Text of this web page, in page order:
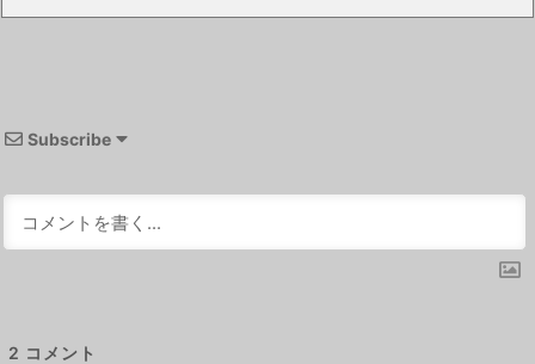
Subscribe
2 コメント